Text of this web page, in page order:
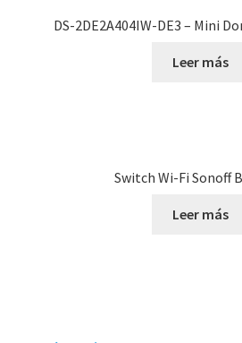
DS-2DE2A404IW-DE3 – Mini
Leer más
Switch Wi-Fi Sonoff
Leer más